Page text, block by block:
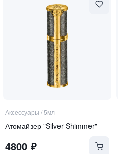
Аксессуары /5мл
Атомайзер "Silver Shimmer"
4800 ₽